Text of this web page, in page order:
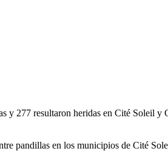
y 277 resultaron heridas en Cité Soleil
pandillas en los municipios de Cité